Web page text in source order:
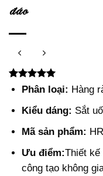
đáo
5.00trên 5
3
đánh giá
Phân loại: Hàng
Kiểu dáng: Sắt
Mã sản phẩm:
Ưu điểm:Thiết
công tạo không